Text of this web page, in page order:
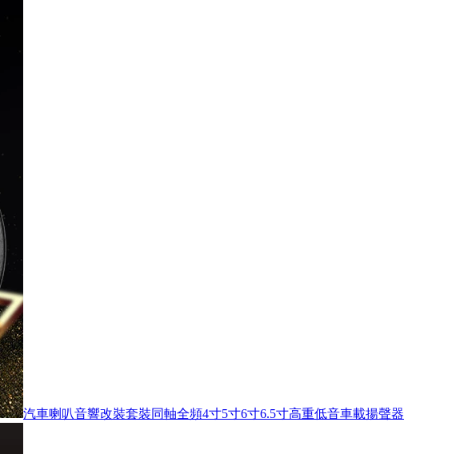
汽車喇叭音響改裝套裝同軸全頻4寸5寸6寸6.5寸高重低音車載揚聲器